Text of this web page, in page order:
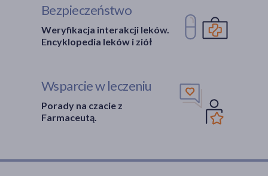
Bezpieczeństwo
Weryfikacja interakcji leków.
Encyklopedia leków i ziół
Wsparcie w leczeniu
Porady na czacie z
Farmaceutą.